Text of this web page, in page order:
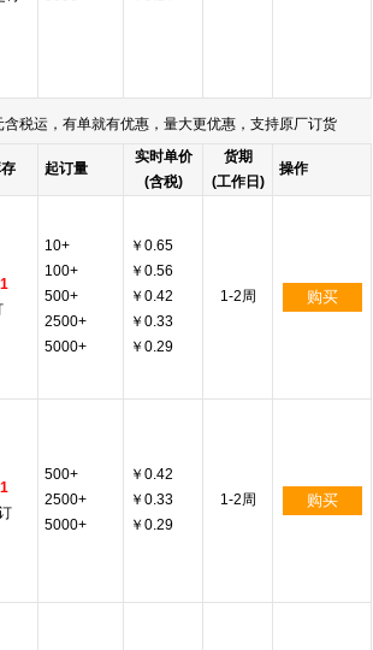
税运，有单就有优惠，量大更优惠，支持原厂订货
起订量
实时单价
(含税)
货期
(工作日)
操作
10+
100+
500+
2500+
5000+
￥0.65
￥0.56
￥0.42
￥0.33
￥0.29
1-2周 购买
500+
2500+
5000+
￥0.42
￥0.33
￥0.29
1-2周 购买